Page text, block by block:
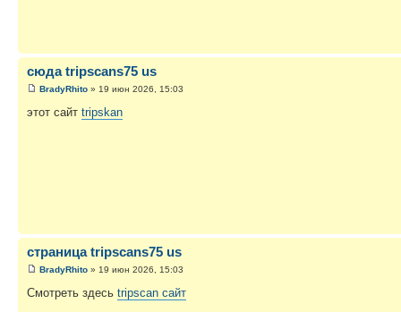
сюда tripscans75 us
BradyRhito » 19 июн 2026, 15:03
этот сайт tripskan
страница tripscans75 us
BradyRhito » 19 июн 2026, 15:03
Смотреть здесь tripscan сайт